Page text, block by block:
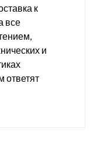
к
все
и
ответят